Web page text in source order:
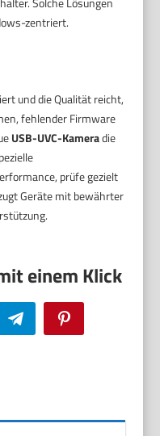
zentriert.
und die Qualität reicht,
fehlender Firmware
USB-UVC-Kameradie
prüfe gezielt
Geräte mit bewährter
Telegram